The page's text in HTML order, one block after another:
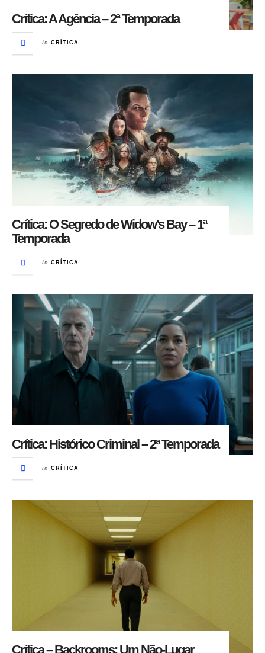
Crítica: A Agência – 2ª Temporada
in CRÍTICA
Crítica: O Segredo de Widow’s Bay – 1ª
Temporada
in CRÍTICA
Crítica: Histórico Criminal – 2ª Temporada
in CRÍTICA
Crítica – Backrooms: Um Não-Lugar